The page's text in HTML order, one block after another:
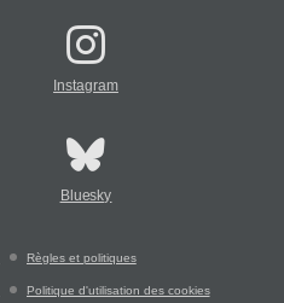
Instagram
Bluesky
Règles et politiques
Politique d'utilisation des cookies